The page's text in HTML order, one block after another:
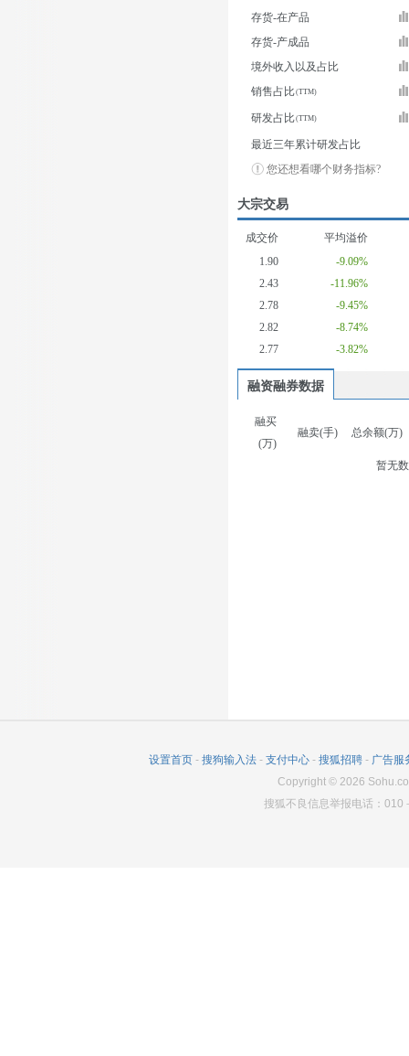
存货-在产品
存货-产成品
境外收入以及占比
销售占比
研发占比
最近三年累计研发占比
您还想看哪个财务指标?
大宗交易
成交价
平均溢价
1.90
-9.09%
2.43
-11.96%
2.78
-9.45%
2.82
-8.74%
2.77
-3.82%
融资融券数据
融买
(万)
融卖(手) 总余额(万)
暂无
设置首页 - 搜狗输入法 - 支付中心 - 搜狐招聘 - 广告服
Copyright© 2026
搜狐不良信息举报电话：010